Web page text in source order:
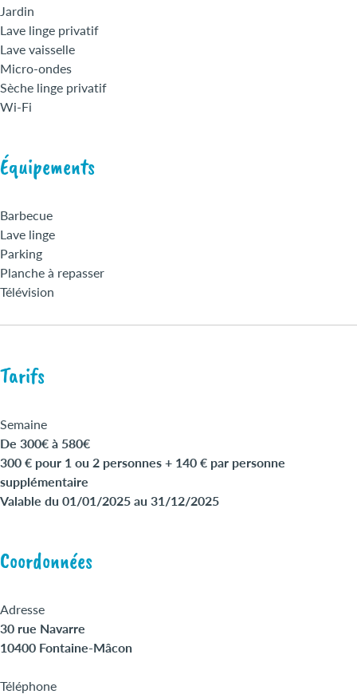
Jardin
Lave linge privatif
Lave vaisselle
Micro-ondes
Sèche linge privatif
Wi-Fi
Équipements
Barbecue
Lave linge
Parking
Planche à repasser
Télévision
Tarifs
Semaine
De 300€ à 580€
300 € pour 1 ou 2 personnes + 140 € par personne
supplémentaire
Valable du 01/01/2025 au 31/12/2025
Coordonnées
Adresse
30 rue Navarre
10400 Fontaine-Mâcon
Téléphone